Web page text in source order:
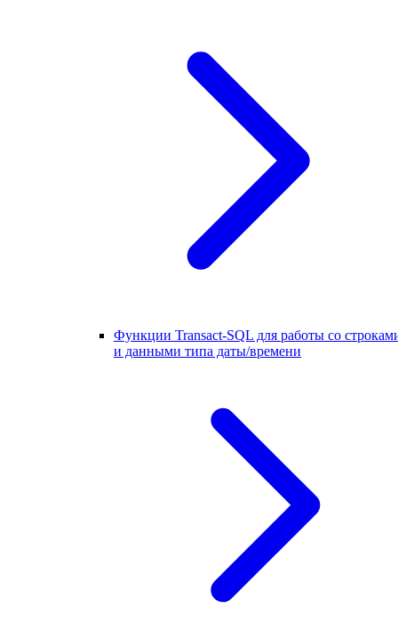
Функции Transact-SQL для работы со
и данными типа даты/времени